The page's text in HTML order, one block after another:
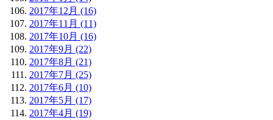
2017年12月 (16)
2017年11月 (11)
2017年10月 (16)
2017年9月 (22)
2017年8月 (21)
2017年7月 (25)
2017年6月 (10)
2017年5月 (17)
2017年4月 (19)